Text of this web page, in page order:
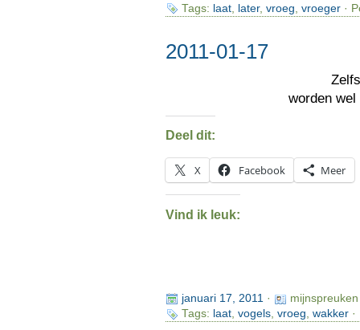
Tags: laat, later, vroeg vroeger·
2011-01-17
worden
Deel dit:
X Facebook Meer
Vind ik leuk:
januari 17, 2011·
Tags: laat, vogels, vroeg, wakker·